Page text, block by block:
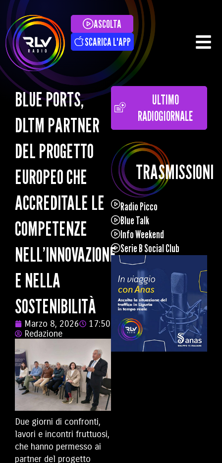
ASCOLTA
SCARICA L'APP
BLUE PORTS,
DLTM PARTNER
DEL PROGETTO
EUROPEO CHE
ACCREDITALE LE
COMPETENZE
NELL’INNOVAZIONE
E NELLA
SOSTENIBILITÀ
Marzo 8, 2026
17:50
Redazione
Due giorni di confronti,
lavori e incontri fruttuosi,
che hanno permesso ai
partner del progetto
ULTIMO
RADIOGIORNALE
TRASMISSIONI
Radio Picco
Blue Talk
Info Weekend
Serie B Social Club